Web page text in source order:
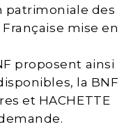
patrimoniale des
mise en
proposent ainsi
la BNF
et HACHETTE